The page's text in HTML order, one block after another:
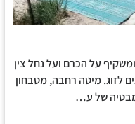
לסוכה ומשקיף על הכרם ועל נחל צין
לזוג. מיטה רחבה, מטבחון
של ע…